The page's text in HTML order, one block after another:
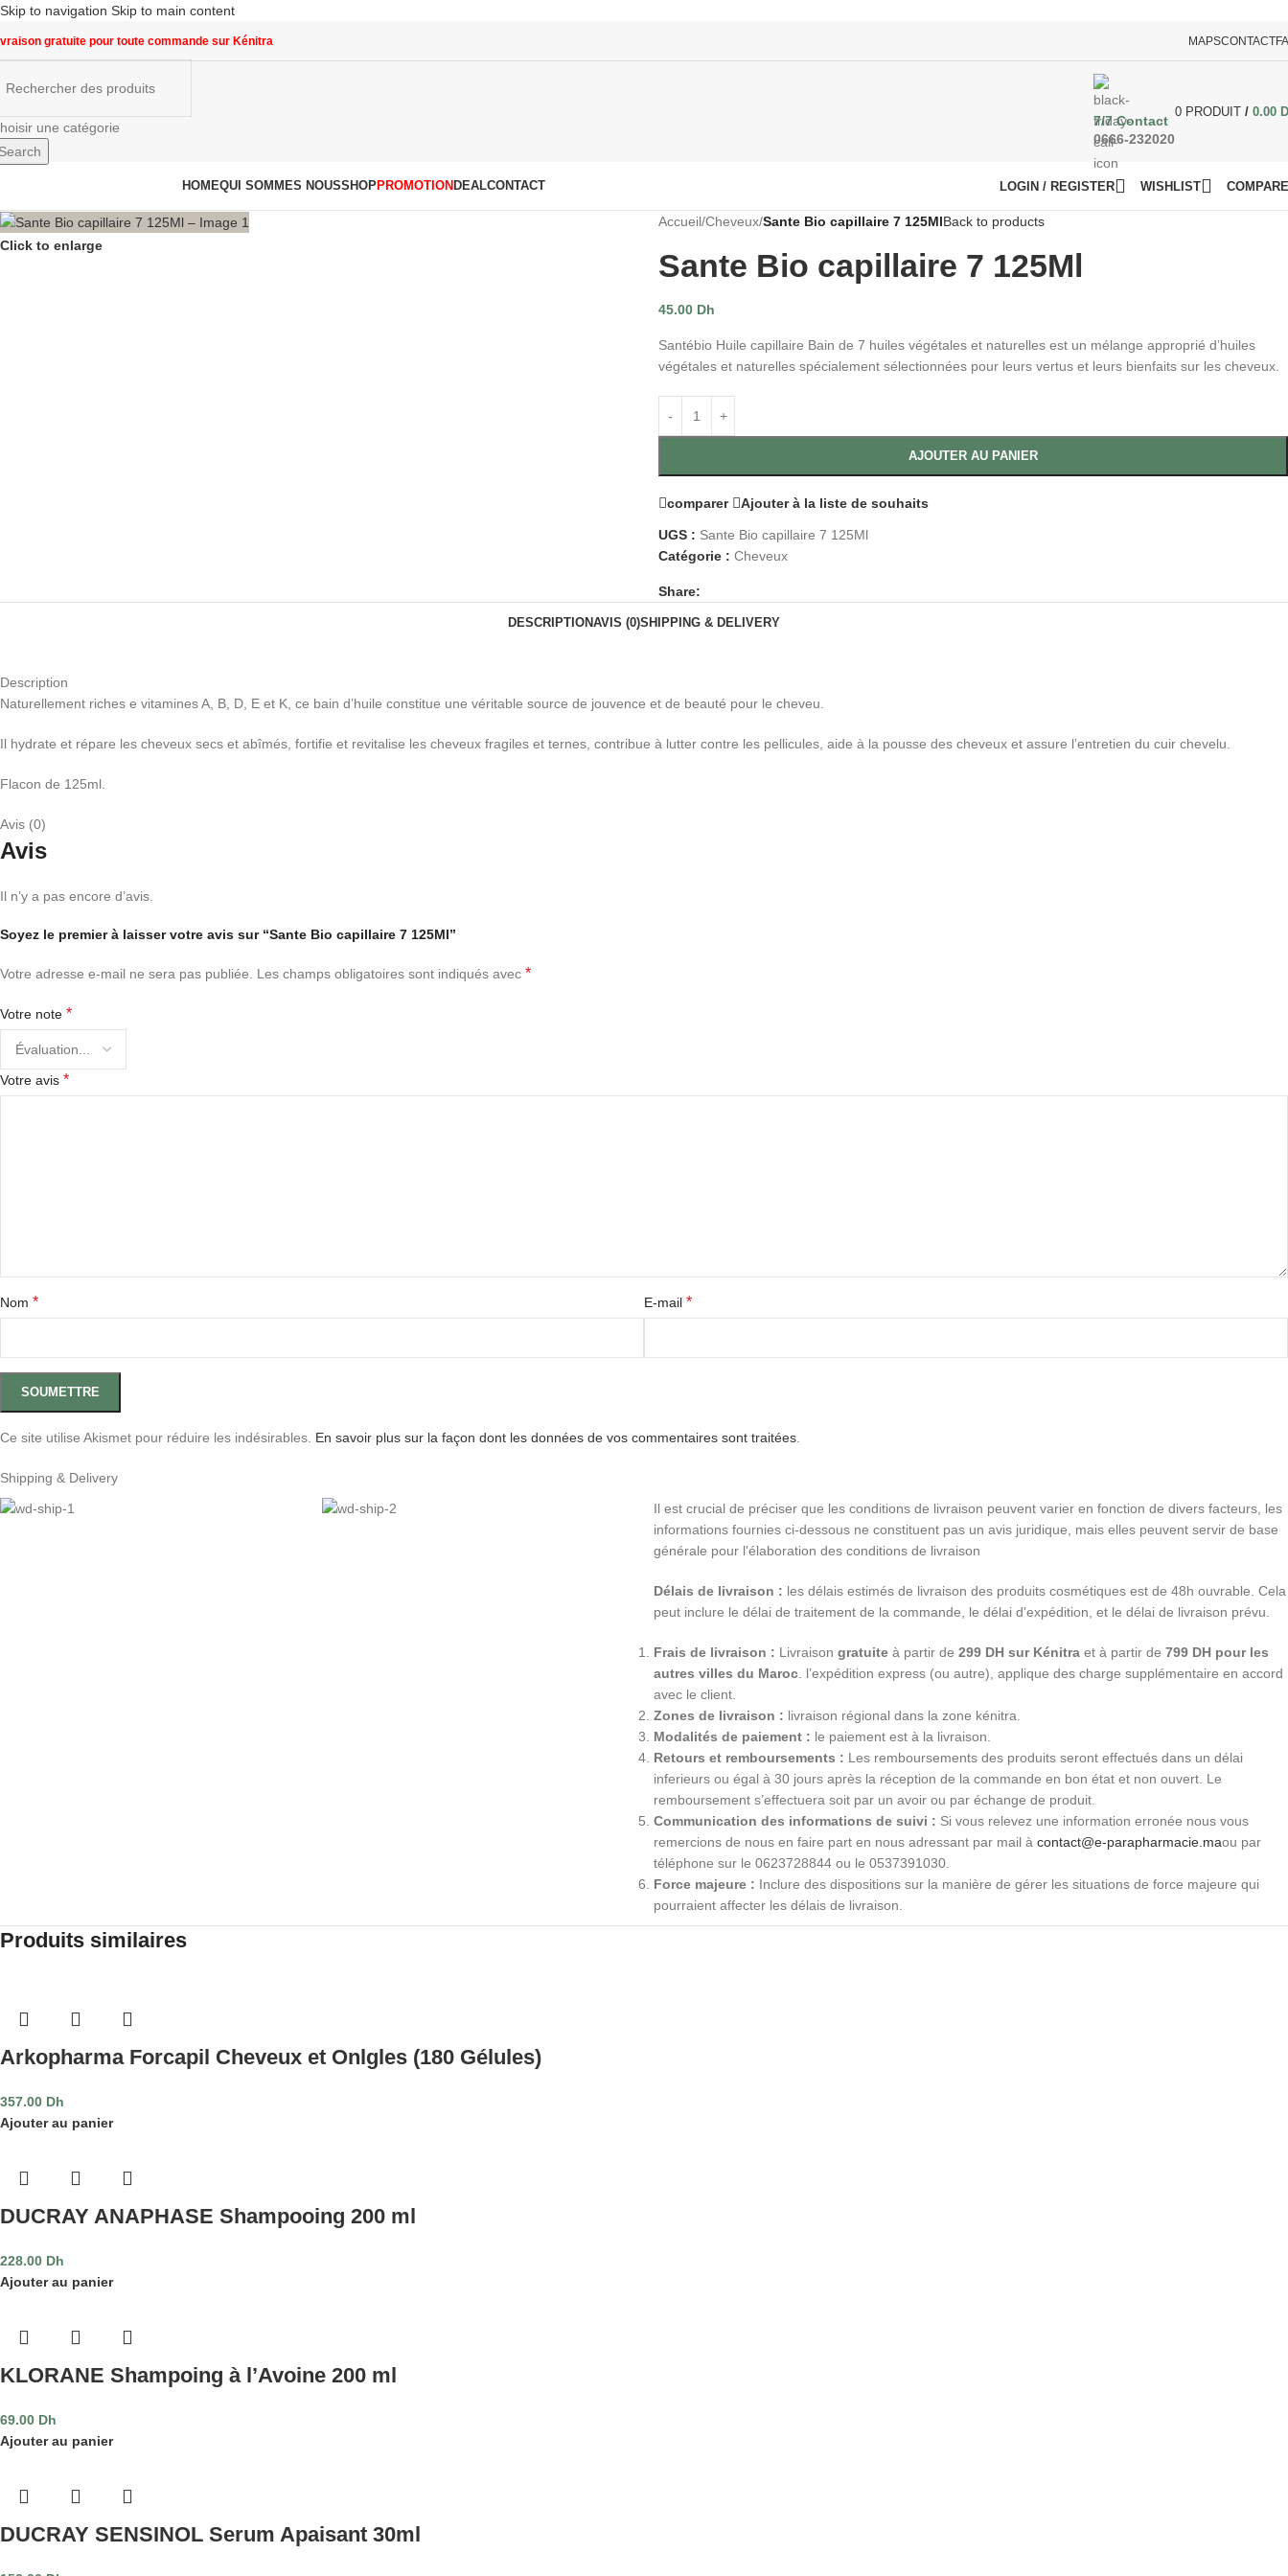
Skip to navigation Skip to main content
gratuite pour toute commande sur Kénitra MAPSCONTACT
une catégorie
7/7 Contact
0666-232020
0 PRODUIT / 0.00
HOMEQUI SOMMES NOUSSHOPPROMOTION DEALCONTACT LOGIN / REGISTER WISHLIST
Click to enlarge
Accueil/Cheveux/Sante Bio capillaire 7 125MlBack to products
Sante Bio capillaire 7 125Ml
45.00 Dh
Santébio Huile capillaire Bain de 7 huiles végétales et naturelles est un mélange approprié d’huiles
végétales et naturelles spécialement sélectionnées pour leurs vertus et leurs bienfaits sur les cheveux.
AJOUTER AU PANIER
comparer Ajouter à la liste de souhaits
UGS : Sante Bio capillaire 7 125Ml
Catégorie : Cheveux
Share:
DESCRIPTIONAVIS (0)SHIPPING & DELIVERY
Description
Naturellement riches e vitamines A, B, D, E et K, ce bain d’huile constitue une véritable source de jouvence et de beauté pour le cheveu.
Il hydrate et répare les cheveux secs et abîmés, fortifie et revitalise les cheveux fragiles et ternes, contribue à lutter contre les pellicules, aide à la pousse des cheveux et assure l’entretien du cuir chevelu.
Flacon de 125ml.
Avis (0)
Avis
Il n’y a pas encore d’avis.
Soyez le premier à laisser votre avis sur “Sante Bio capillaire 7 125Ml”
Votre adresse e-mail ne sera pas publiée. Les champs obligatoires sont indiqués avec *
Votre note *
Votre avis *
Nom * E-mail *
Ce site utilise Akismet pour réduire les indésirables. En savoir plus sur la façon dont les données de vos commentaires sont traitées
Shipping & Delivery
Il est crucial de préciser que les conditions de livraison peuvent varier en fonction de divers facteurs, les
informations fournies ci-dessous ne constituent pas un avis juridique, mais elles peuvent servir de base
générale pour l'élaboration des conditions de livraison
Délais de livraison : les délais estimés de livraison des produits cosmétiques est de 48h ouvrable. Cela
peut inclure le délai de traitement de la commande, le délai d'expédition, et le délai de livraison prévu.
Frais de livraison : Livraison gratuite à partir de 299 DH sur Kénitra et à partir de 799 DH pour les
autres villes du Maroc . l’expédition express (ou autre), applique des charge supplémentaire en accord
avec le client.
Zones de livraison : livraison régional dans la zone kénitra.
Modalités de paiement : le paiement est à la livraison.
Retours et remboursements : Les remboursements des produits seront effectués dans un délai
inferieurs ou égal à 30 jours après la réception de la commande en bon état et non ouvert. Le
remboursement s’effectuera soit par un avoir ou par échange de produit.
Communication des informations de suivi : Si vous relevez une information erronée nous vous
remercions de nous en faire part en nous adressant par mail à contact@e-parapharmacie.maou par
téléphone sur le 0623728844 ou le 0537391030.
Force majeure : Inclure des dispositions sur la manière de gérer les situations de force majeure qui
pourraient affecter les délais de livraison.
Produits similaires
Arkopharma Forcapil Cheveux et Onlgles (180 Gélules)
357.00 Dh
Ajouter au panier
DUCRAY ANAPHASE Shampooing 200 ml
228.00 Dh
Ajouter au panier
KLORANE Shampoing à l’Avoine 200 ml
69.00 Dh
Ajouter au panier
DUCRAY SENSINOL Serum Apaisant 30ml